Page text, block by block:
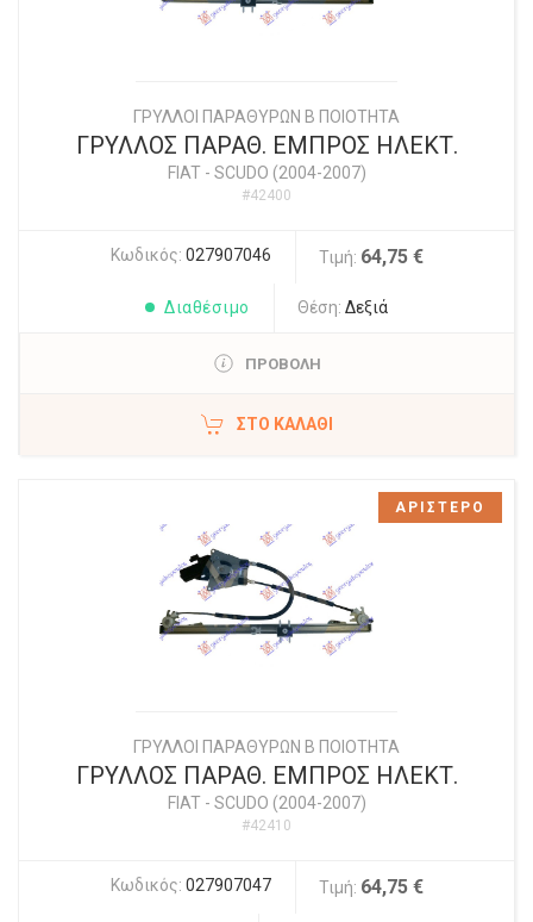
ΓΡΥΛΛΟΙ ΠΑΡΑΘΥΡΩΝ Β ΠΟΙΟΤΗΤΑ
ΓΡΥΛΛΟΣ ΠΑΡΑΘ. ΕΜΠΡΟΣ ΗΛΕΚΤ.
FIAT- SCUDO (2004-2007)
#42400
Κωδικός: 027907046 Τιμή: 64,75 €
Διαθέσιμο Θέση: Δεξιά
ΠΡΟΒΟΛΗ
ΣΤΟ ΚΑΛΆΘΙ
ΓΡΥΛΛΟΙ ΠΑΡΑΘΥΡΩΝ Β ΠΟΙΟΤΗΤΑ
ΓΡΥΛΛΟΣ ΠΑΡΑΘ. ΕΜΠΡΟΣ ΗΛΕΚΤ.
FIAT- SCUDO (2004-2007)
#42410
Κωδικός: 027907047 Τιμή: 64,75 €
ΑΡΙΣΤΕΡΟ